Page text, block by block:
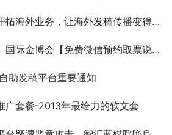
外业务，让海外发稿传播变得So easily!
际金博会【免费微信预约取票说明】
助发稿平台重要通知
广套餐-2013年最给力的软文套